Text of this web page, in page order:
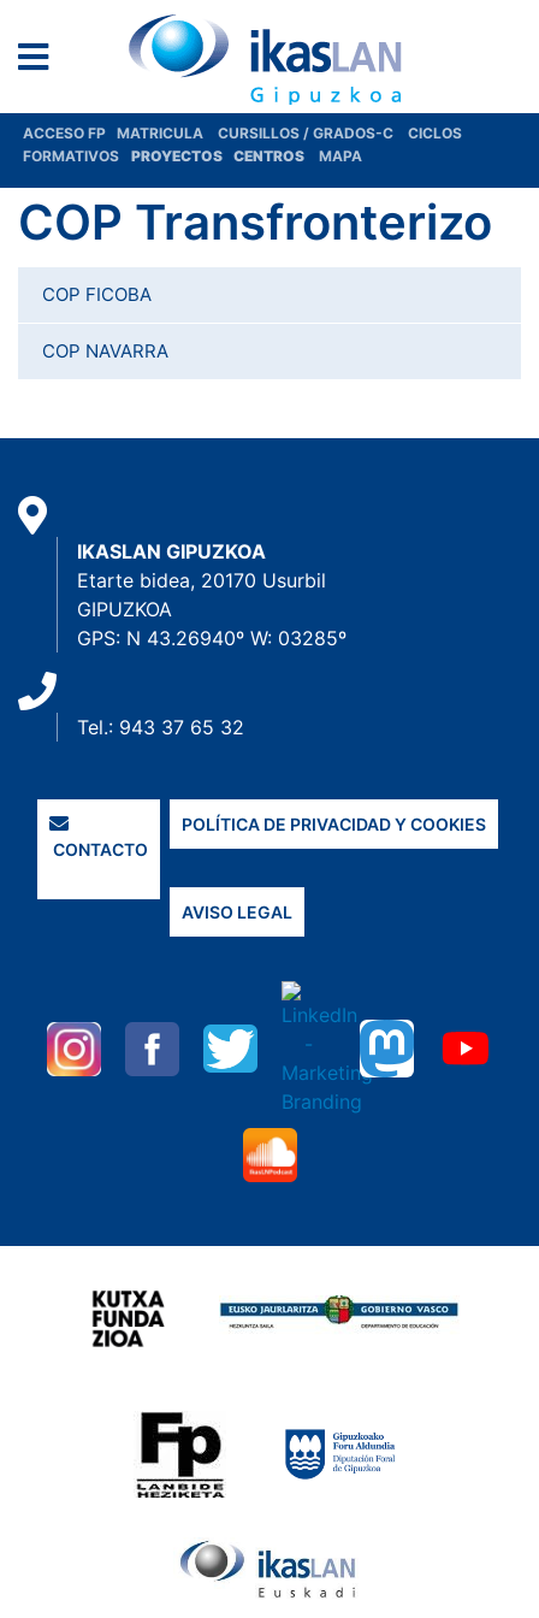
ACCESO FP MATRICULA CURSILLOS / GRADOS-C
CICLOS
FORMATIVOS
PROYECTOS CENTROS MAPA
COP Transfronterizo
COP FICOBA
COP NAVARRA
IKASLAN GIPUZKOA
Etarte bidea, 20170 Usurbil
GIPUZKOA
GPS: N 43.26940º W: 03285º
Tel.: 943 37 65 32
CONTACTO
POLÍTICA DE PRIVACIDAD Y COOKIES
AVISO LEGAL